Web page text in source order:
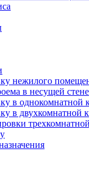
нежилого
в несущей стене
в однокомнатной
в двухкомнатной